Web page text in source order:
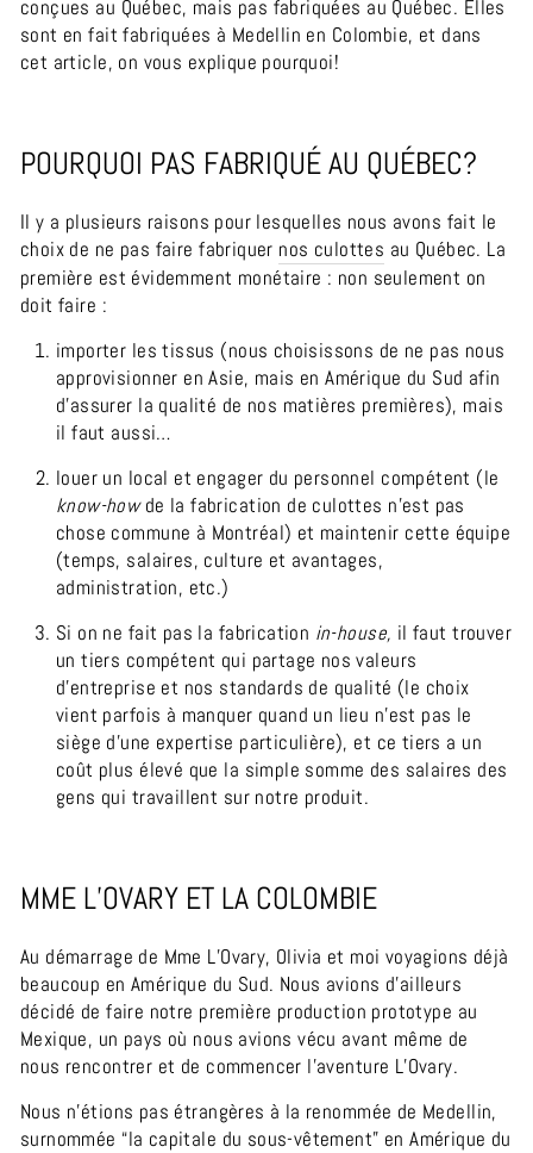
conçues au Québec, mais pas fabriquées au Québec. Elles
sont en fait fabriquées à Medellin en Colombie, et dans
cet article, on vous explique pourquoi!
POURQUOI PAS FABRIQUÉ AU QUÉBEC?
Il y a plusieurs raisons pour lesquelles nous avons fait le
choix de ne pas faire fabriquer nos culottes au Québec. La
première est évidemment monétaire : non seulement on
doit faire :
importer les tissus (nous choisissons de ne pas nous
approvisionner en Asie, mais en Amérique du Sud afin
d’assurer la qualité de nos matières premières), mais
il faut aussi…
louer un local et engager du personnel compétent (le
know-howde la fabrication de culottes n’est pas
chose commune à Montréal) et maintenir cette équipe
(temps, salaires, culture et avantages,
administration, etc.)
Si on ne fait pas la fabrication in-house, il faut trouver
un tiers compétent qui partage nos valeurs
d’entreprise et nos standards de qualité (le choix
vient parfois à manquer quand un lieu n’est pas le
siège d’une expertise particulière), et ce tiers a un
coût plus élevé que la simple somme des salaires des
gens qui travaillent sur notre produit.
MME L’OVARY ET LA COLOMBIE
Au démarrage de Mme L’Ovary, Olivia et moi voyagions déjà
beaucoup en Amérique du Sud. Nous avions d’ailleurs
décidé de faire notre première production prototype au
Mexique, un pays où nous avions vécu avant même de
nous rencontrer et de commencer l'aventure L’Ovary.
Nous n’étions pas étrangères à la renommée de Medellin,
surnommée “la capitale du sous-vêtement” en Amérique du